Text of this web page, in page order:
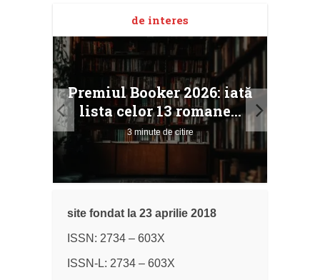
de interes
Premiul Booker 2026: iată
lista celor 13 romane...
3 minute de citire
site fondat la 23 aprilie 2018
ISSN: 2734 – 603X
ISSN-L: 2734 – 603X